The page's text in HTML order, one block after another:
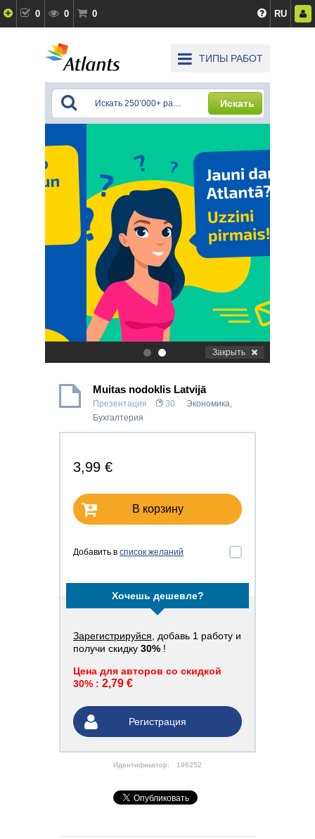
0 0 0 RU
ТИПЫ РАБОТ
Искать
. Закрыть
Muitas nodoklis Latvijā
Презентация 30 Экономика,
Бухгалтерия
3,99 €
В корзину
Добавить в список желаний
Хочешь дешевле?
Зарегистрируйся , добавь 1 работу и
получи скидку 30% !
Цена для авторов со скидкой
30% : 2,79 €
Регистрация
Идентификатор: 196252